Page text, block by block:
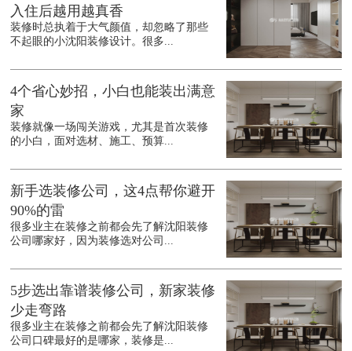
入住后越用越真香
装修时总执着于大气颜值，却忽略了那些
不起眼的小沈阳装修设计。很多...
4个省心妙招，小白也能装出满意
家
装修就像一场闯关游戏，尤其是首次装修
的小白，面对选材、施工、预算...
新手选装修公司，这4点帮你避开
90%的雷
很多业主在装修之前都会先了解沈阳装修
公司哪家好，因为装修选对公司...
5步选出靠谱装修公司，新家装修
少走弯路
很多业主在装修之前都会先了解沈阳装修
公司口碑最好的是哪家，装修是...